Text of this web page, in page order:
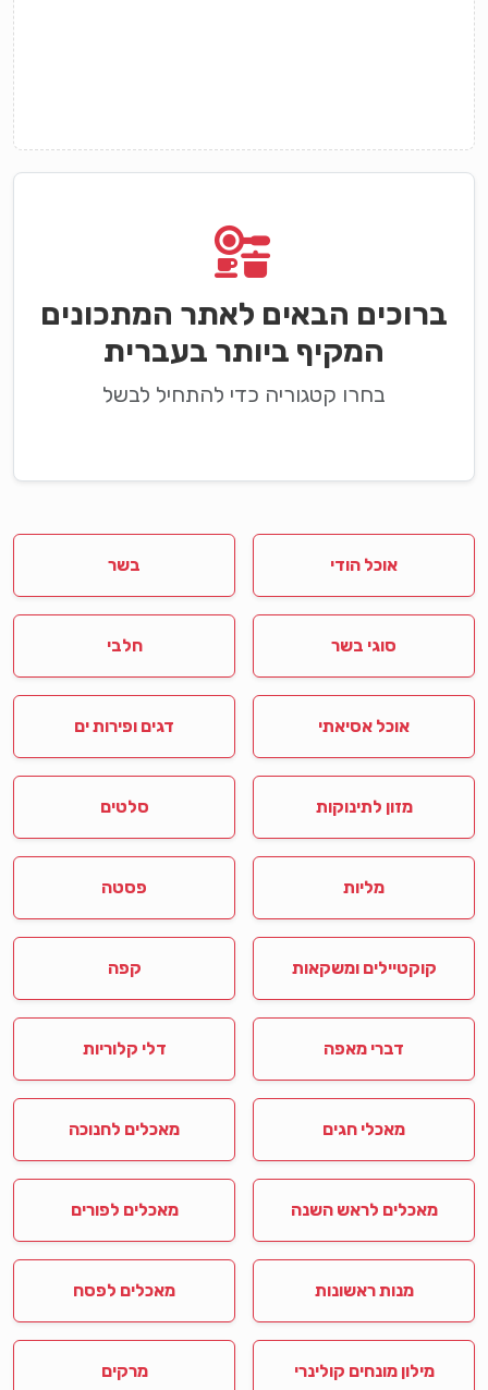
ברוכים הבאים לאתר המתכונים
המקיף ביותר בעברית
בחרו קטגוריה כדי להתחיל לבשל
אוכל הודי בשר
סוגי בשר חלבי
אוכל אסיאתי דגים ופירות ים
מזון לתינוקות סלטים
מליות פסטה
קוקטיילים ומשקאות קפה
דברי מאפה דלי קלוריות
מאכלי חגים מאכלים לחנוכה
מאכלים לראש השנה מאכלים לפורים
מנות ראשונות מאכלים לפסח
מילון מונחים קולינרי מרקים